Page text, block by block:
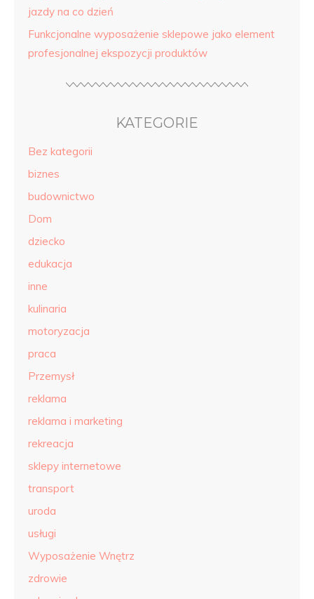
jazdy na co dzień
Funkcjonalne wyposażenie sklepowe jako element
profesjonalnej ekspozycji produktów
KATEGORIE
Bez kategorii
biznes
budownictwo
Dom
dziecko
edukacja
inne
kulinaria
motoryzacja
praca
Przemysł
reklama
reklama i marketing
rekreacja
sklepy internetowe
transport
uroda
usługi
Wyposażenie Wnętrz
zdrowie